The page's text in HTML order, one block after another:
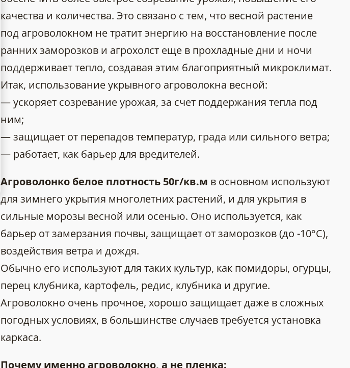
качества и количества. Это связано с тем, что весной растение
под агроволокном не тратит энергию на восстановление после
ранних заморозков и агрохолст еще в прохладные дни и ночи
поддерживает тепло, создавая этим благоприятный микроклимат.
Итак, использование укрывного агроволокна весной:
— ускоряет созревание урожая, за счет поддержания тепла под
ним;
— защищает от перепадов температур, града или сильного ветра;
— работает, как барьер для вредителей.
Агроволонко белое плотность 50г/кв.м в основном используют
для зимнего укрытия многолетних растений, и для укрытия в
сильные морозы весной или осенью. Оно используется, как
барьер от замерзания почвы, защищает от заморозков (до -10°C),
воздействия ветра и дождя.
Обычно его используют для таких культур, как помидоры, огурцы,
перец клубника, картофель, редис, клубника и другие.
Агроволокно очень прочное, хорошо защищает даже в сложных
погодных условиях, в большинстве случаев требуется установка
каркаса.
Почему именно агроволокно, а не пленка: